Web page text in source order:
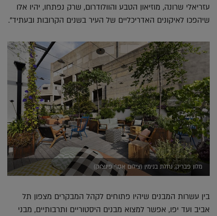
עזריאלי שרונה, מוזיאון הטבע והוולודרום, שרק נפתחו, יהיו אלו
שיהפכו לאיקונים האדריכליים של העיר בשנים הקרובות ובעתיד".
מלון פבריק, נחלת בנימין (צילום אסף פינצ'וק)
בין עשרות המבנים שיהיו פתוחים לקהל המבקרים מצפון תל
אביב ועד יפו, אפשר למצוא מבנים היסטוריים ותרבותיים, מבני